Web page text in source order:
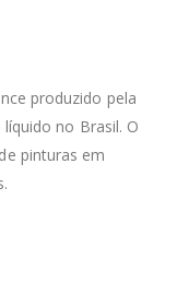
produzido pela
no Brasil. O
pinturas em